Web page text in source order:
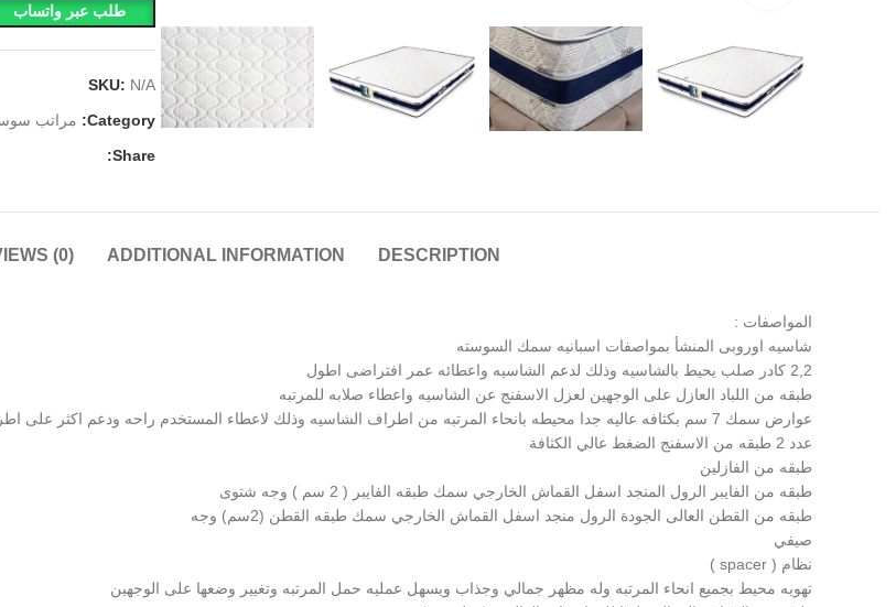
طلب عبر واتساب
SKU: N/A
Category:
مراتب
Share:
DESCRIPTION
ADDITIONAL INFORMATION
(0)
المواصفات :
شاسيه اوروبى المنشأ بمواصفات اسبانيه سمك السوسته
2,2 كادر صلب يحيط بالشاسيه وذلك لدعم الشاسيه واعطائه عمر افتراضى اطول
طبقه من اللباد العازل على الوجهين لعزل الاسفنج عن الشاسيه واعطاء صلابه للمرتبه
عوارض سمك 7 سم بكثافه عاليه جدا محيطه بانحاء المرتبه من اطراف الشاسيه وذلك لاعطاء المستخدم راحه ودعم اكثر على اطراف المرتبه وعدم احساس المستخدم بالكادر عند اطراف المرتبه
عدد 2 طبقه من الاسفنج الضغط عالي الكثافة
طبقه من الفازلين
طبقه من الفايبر الرول المنجد اسفل القماش الخارجي سمك طبقه الفايبر ( 2 سم ) وجه شتوى
طبقه من القطن العالى الجودة الرول منجد اسفل القماش الخارجي سمك طبقه القطن (2سم) وجه
صيفي
نظام ( spacer )
تهويه محيط بجميع انحاء المرتبه وله مظهر جمالي وجذاب ويسهل عمليه حمل المرتبه وتغيير وضعها على الوجهين